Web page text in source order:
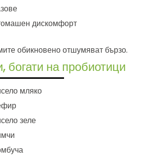
дискомфорт
обикновено отшумяват бързо.
богати на пробиотици
мляко
зеле